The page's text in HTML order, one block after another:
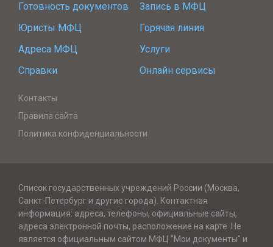
Готовность документов
Запись в МФЦ
Юристы МФЦ
Горячая линия
Адреса МФЦ
Услуги
Справки
Онлайн сервисы
Контакты
Правила сайта
Политика конфиденциальности
Список государственных учреждений России (Москва,
Санкт-Петербург и другие города). Контактная
информация: адреса, телефоны, официальные сайты,
адреса электронной почты, расположение на карте. Не
является официальным сайтом МФЦ "Мои документы" и